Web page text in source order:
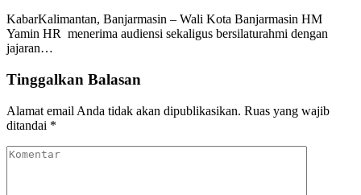
KabarKalimantan, Banjarmasin – Wali Kota Banjarmasin HM
Yamin HR menerima audiensi sekaligus bersilaturahmi dengan
jajaran…
Tinggalkan Balasan
Alamat email Anda tidak akan dipublikasikan. Ruas yang wajib
ditandai *